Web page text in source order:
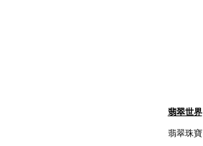
翡翠世界
翡翠珠寶